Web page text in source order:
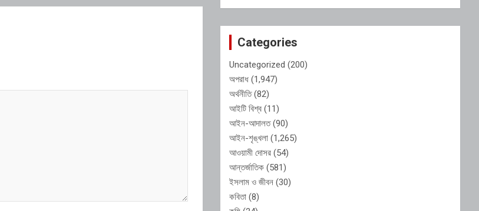
Categories
Uncategorized (200)
অপরাধ (1,947)
অর্থনীতি(82)
আইটি বিশ্ব (11)
আইন-আদালত(90)
আইন-শৃঙ্খলা (1,265)
আওয়ামী দোসর (54)
আন্তর্জাতিক (581)
ইসলাম ও জীবন (30)
কবিতা (8)